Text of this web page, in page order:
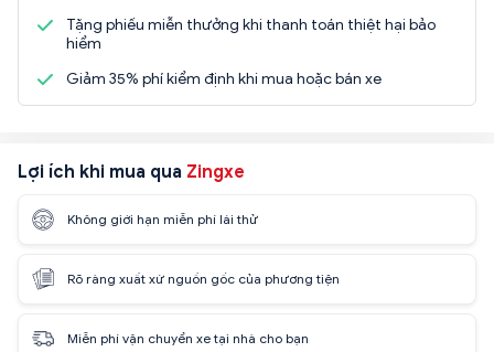
Tặng phiếu miễn thưởng khi thanh toán thiệt hại bảo
hiểm
Giảm 35% phí kiểm định khi mua hoặc bán xe
Lợi ích khi mua qua Zingxe
Không giới hạn miễn phí lái thử
Rõ ràng xuất xứ nguồn gốc của phương tiện
Miễn phí vận chuyển xe tại nhà cho bạn